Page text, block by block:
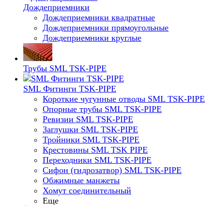
Дождеприемники
Дождеприемники квадратные
Дождеприемники прямоугольные
Дождеприемники круглые
Трубы SML TSK-PIPE
SML Фитинги TSK-PIPE
Короткие чугунные отводы SML TSK-PIPE
Опорные трубы SML TSK-PIPE
Ревизии SML TSK-PIPE
Заглушки SML TSK-PIPE
Тройники SML TSK-PIPE
Крестовины SML TSK PIPE
Переходники SML TSK-PIPE
Сифон (гидрозатвор) SML TSK-PIPE
Обжимные манжеты
Хомут соединительный
Еще